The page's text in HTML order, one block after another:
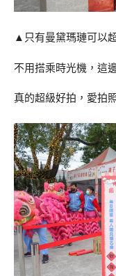
▲只有曼黛瑪璉可以
不用搭乘時光機，這
真的超級好拍，愛拍